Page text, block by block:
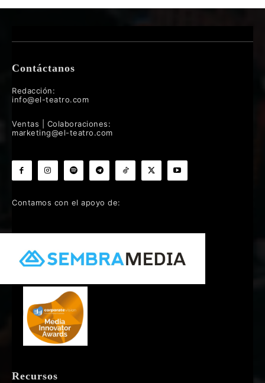
Contáctanos
Redacción:
info@el-teatro.com
Ventas | Colaboraciones:
marketing@el-teatro.com
Contamos con el apoyo de:
Recursos